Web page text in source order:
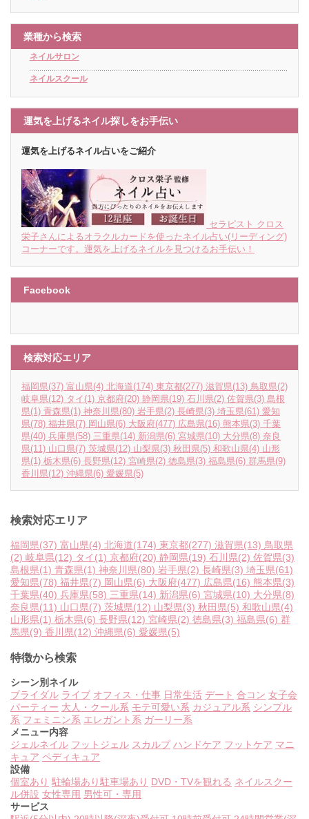
業種から検索
ネイルサロン
ネイルスクール
運気を上げるネイル探しをお手伝い
運気を上げるネイル占いをご紹介
セラピスト クロス
栄子さんによるオラクルカードを使ったネイル占い(リーディング)
コーナーです。運気を上げるネイルを見つけるお手伝い！
Facebook
検索対応エリア
福岡県(37) 富山県(4) 北海道(174) 東京都(277) 滋賀県(13) 鳥取県(2)
岐阜県(12) タイ (1) 京都府(20) 静岡県(19) 石川県(2) 佐賀県(3) 島根
県(1) 青森県(1) 神奈川県(80) 岩手県(2) 長崎県(3) 埼玉県(61) 愛知
県(78) 福井県(7) 岡山県(6) 大阪府(477) 広島県(16) 熊本県(3) 千葉
県(40) 兵庫県(58) 三重県(14) 新潟県(6) 宮城県(10) 大分県(8) 奈良
県(11) 山口県(7) 茨城県(12) 山梨県(3) 秋田県(5) 和歌山県(4) 山形
県(1) 栃木県(6) 長野県(12) 宮崎県(2) 徳島県(3) 福島県(6) 群馬県(9)
香川県(12) 沖縄県(6) 愛媛県(5)
検索対応エリア
福岡県(37) 富山県(4) 北海道(174) 東京都(277) 滋賀県(13) 鳥取県
(2) 岐阜県(12) タイ(1) 京都府(20) 静岡県(19) 石川県(2) 佐賀県(3)
島根県(1) 青森県(1) 神奈川県(80) 岩手県(2) 長崎県(3) 埼玉県(61)
愛知県(78) 福井県(7) 岡山県(6) 大阪府(477) 広島県(16) 熊本県(3)
千葉県(40) 兵庫県(58) 三重県(14) 新潟県(6) 宮城県(10) 大分県(8)
奈良県(11) 山口県(7) 茨城県(12) 山梨県(3) 秋田県(5) 和歌山県(4)
山形県(1) 栃木県(6) 長野県(12) 宮崎県(2) 徳島県(3) 福島県(6) 群
馬県(9) 香川県(12) 沖縄県(6) 愛媛県(5)
特徴から検索
シーン別ネイル
ブライダル ライブ オフィス・仕事 日常生活 デート 合コン 女子会
パーティー 大人・クール系 モテ可愛い系 カジュアル系 シンプル
系 フェミニン系 エレガント系 ガーリー系
メニュー内容
ジェルネイル フットジェル スカルプ ハンドケア フットケア マニ
キュア ペディキュア
設備
個室あり 駐輪場あり駐車場あり DVD・TVを観れる ネイルスクー
ル併設 女性専用 男性可・専用
サービス